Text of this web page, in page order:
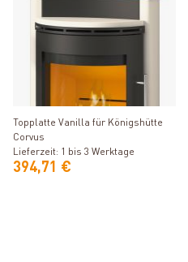
Produkt ansehen
Topplatte Vanilla für Königshütte
Corvus
Lieferzeit: 1 bis 3 Werktage
394,71 €